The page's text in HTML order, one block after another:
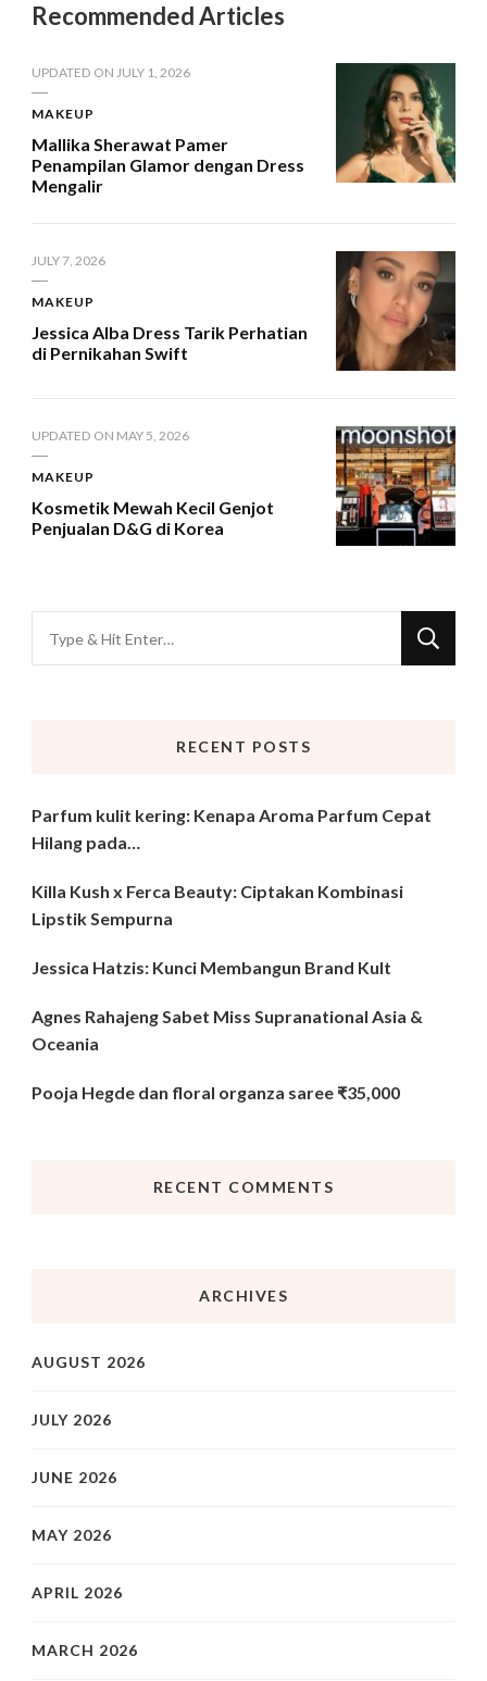
Recommended Articles
UPDATED ON JULY 1, 2026
MAKEUP
Mallika Sherawat Pamer
Penampilan Glamor dengan Dress
Mengalir
JULY 7, 2026
MAKEUP
Jessica Alba Dress Tarik Perhatian
di Pernikahan Swift
UPDATED ON MAY 5, 2026
MAKEUP
Kosmetik Mewah Kecil Genjot
Penjualan D&G di Korea
for
RECENT POSTS
Parfum kulit kering: Kenapa Aroma Parfum Cepat
Hilang pada…
Killa Kush x Ferca Beauty: Ciptakan Kombinasi
Lipstik Sempurna
Jessica Hatzis: Kunci Membangun Brand Kult
Agnes Rahajeng Sabet Miss Supranational Asia &
Oceania
Pooja Hegde dan floral organza saree ₹35,000
RECENT COMMENTS
ARCHIVES
AUGUST 2026
JULY 2026
JUNE 2026
MAY 2026
APRIL 2026
MARCH 2026